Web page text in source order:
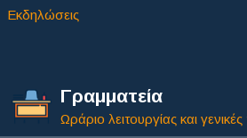
Εκδηλώσεις
Γραμματεία
Ωράριο λειτουργίας και